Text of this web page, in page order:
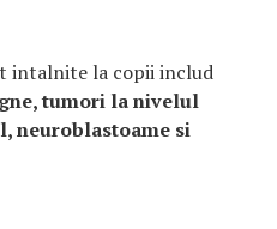
intalnite la copii includ
tumori la nivelul
neuroblastoame si